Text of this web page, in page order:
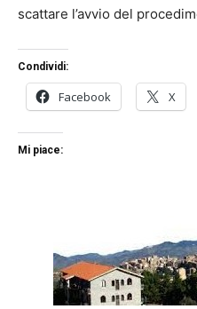
scattare l’avvio del
Condividi:
Facebook X
Mi piace: